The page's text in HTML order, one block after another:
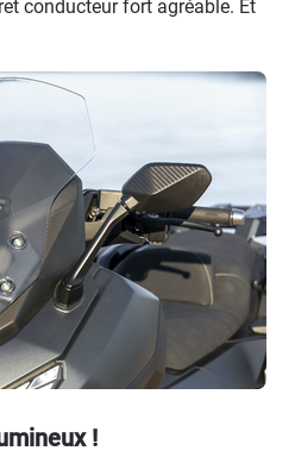
conducteur fort agréable. Et
!